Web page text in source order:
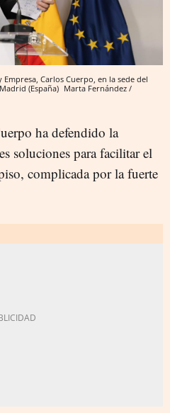
Carlos Cuerpo, en la sede del
(España) Marta Fernández /
ha defendido la
soluciones para facilitar el
complicada por la fuerte